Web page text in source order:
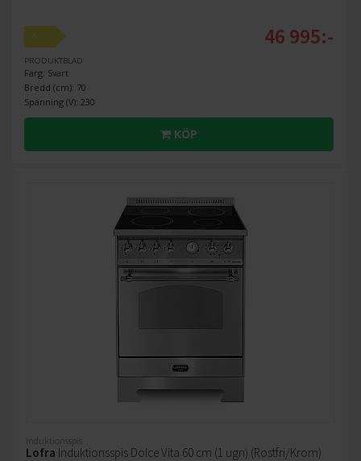
A
PRODUKTBLAD
Färg: Svart
Bredd (cm): 70
Spänning (V): 230
46 995:-
KÖP
Induktionsspis
Lofra Induktionsspis Dolce Vita 60 cm (1 ugn) (Rostfri/Krom)